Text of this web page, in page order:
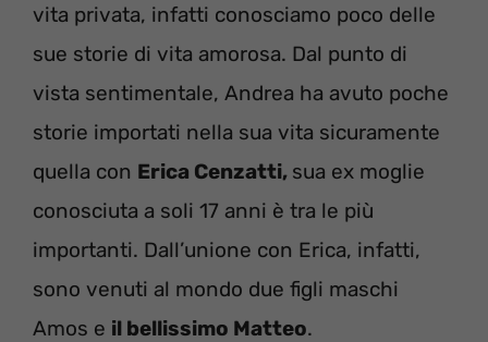
vita privata, infatti conosciamo poco delle
sue storie di vita amorosa. Dal punto di
vista sentimentale, Andrea ha avuto poche
storie importati nella sua vita sicuramente
quella con Erica Cenzatti, sua ex moglie
conosciuta a soli 17 anni è tra le più
importanti. Dall’unione con Erica, infatti,
sono venuti al mondo due figli maschi
Amos e il bellissimo Matteo.